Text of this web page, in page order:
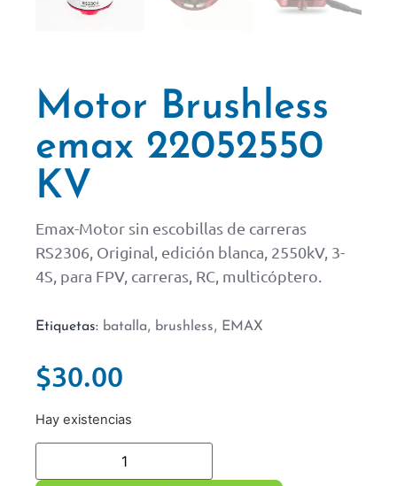
Motor Brushless
emax 22052550
KV
Emax-Motor sin escobillas de carreras
RS2306, Original, edición blanca, 2550kV, 3-
4S, para FPV, carreras, RC, multicóptero.
Etiquetas: batalla, brushless, EMAX
$30.00
Hay existencias